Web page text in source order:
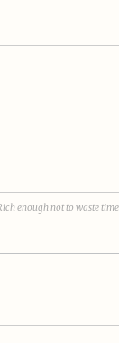
enough not to waste